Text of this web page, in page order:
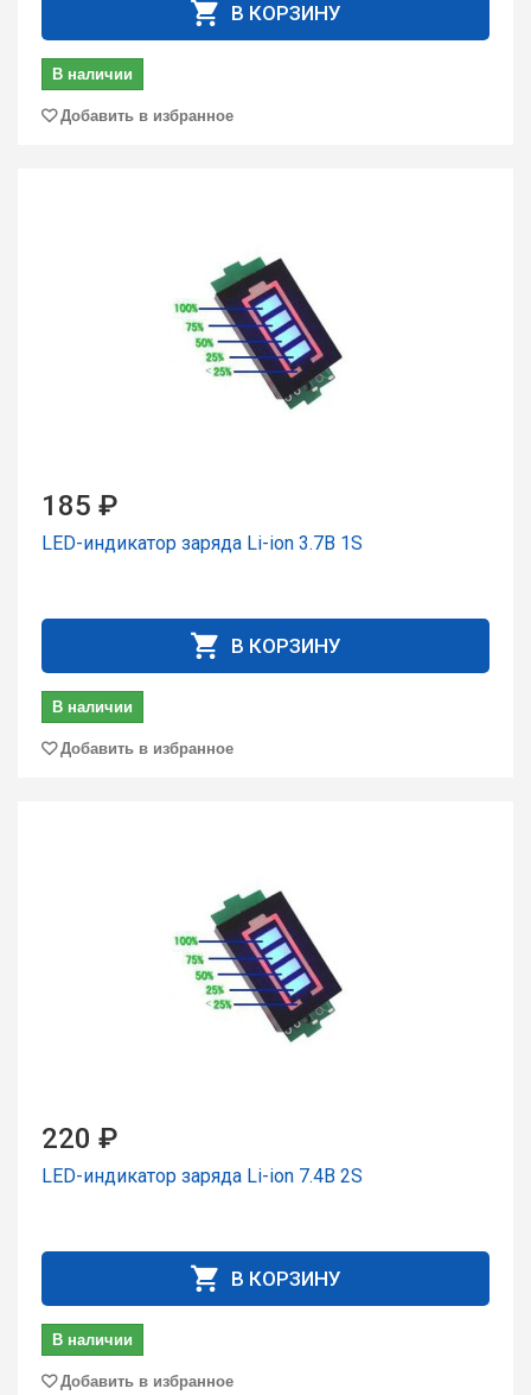
В КОРЗИНУ
В наличии
Добавить в избранное
185 ₽
LED-индикатор заряда Li-ion 3.7В 1S
В КОРЗИНУ
В наличии
Добавить в избранное
220 ₽
LED-индикатор заряда Li-ion 7.4В 2S
В КОРЗИНУ
В наличии
Добавить в избранное